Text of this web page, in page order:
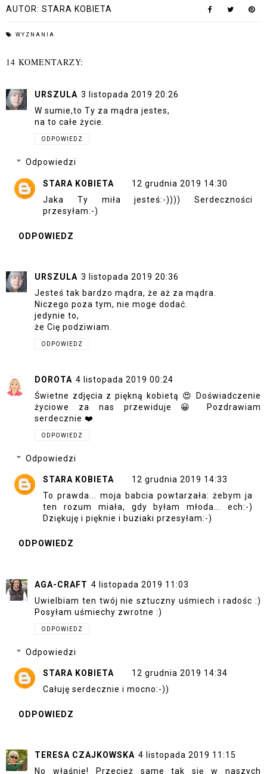
AUTOR: STARA KOBIETA
WYZNANIA
14 KOMENTARZY:
URSZULA 3 listopada 2019 20:26
W sumie,to Ty za mądra jestes,
na to całe życie.
ODPOWIEDZ
Odpowiedzi
STARA KOBIETA
12 grudnia 2019 14:30
Jaka Ty miła jesteś:-)))) Serdeczności
przesyłam:-)
ODPOWIEDZ
URSZULA 3 listopada 2019 20:36
Jesteś tak bardzo mądra, że aż za mądra.
Niczego poza tym, nie moge dodać.
jedynie to,
że Cię podziwiam.
ODPOWIEDZ
DOROTA 4 listopada 2019 00:24
Świetne zdjęcia z piękną kobietą 😍 Doświadczenie
życiowe za nas przewiduje 😀 Pozdrawiam
serdecznie ❤️
ODPOWIEDZ
Odpowiedzi
STARA KOBIETA
12 grudnia 2019 14:33
To prawda... moja babcia powtarzała: żebym ja
ten rozum miała, gdy byłam młoda... ech:-)
Dziękuję i pięknie i buziaki przesyłam:-)
ODPOWIEDZ
AGA-CRAFT 4 listopada 2019 11:03
Uwielbiam ten twój nie sztuczny uśmiech i radośc :)
Posyłam uśmiechy zwrotne :)
ODPOWIEDZ
Odpowiedzi
STARA KOBIETA
12 grudnia 2019 14:34
Całuję serdecznie i mocno:-))
ODPOWIEDZ
TERESA CZAJKOWSKA 4 listopada 2019 11:15
No właśnie! Przecież same tak się w naszych